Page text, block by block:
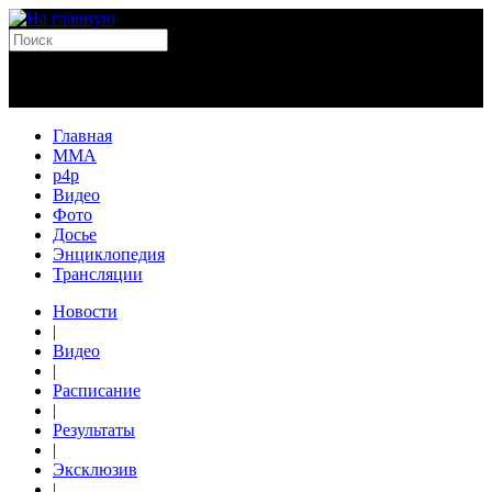
Главная
MMA
p4p
Видео
Фото
Досье
Энциклопедия
Трансляции
Новости
|
Видео
|
Расписание
|
Результаты
|
Эксклюзив